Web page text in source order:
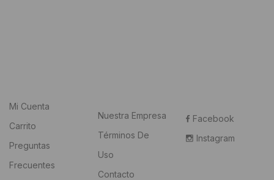
Mi Cuenta
Carrito
Preguntas
Frecuentes
Nuestra Empresa
Términos De
Uso
Contacto
Facebook
Instagram